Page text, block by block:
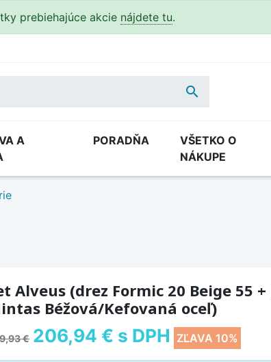
prebiehajúce akcie nájdete tu.

A
PORADŇA
VŠETKO O
NÁKUPE
Alveus (drez Formic 20 Beige 55
Béžová/Kefovaná oceľ)
€ 206,94 € s DPH ZĽAVA 10%